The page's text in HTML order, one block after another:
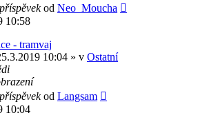
od Neo_Moucha
10:58
- tramvaj
10:04 » v Ostatní
od Langsam
10:04